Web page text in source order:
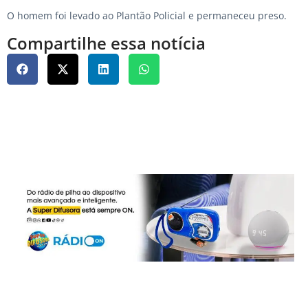
O homem foi levado ao Plantão Policial e permaneceu preso.
Compartilhe essa notícia